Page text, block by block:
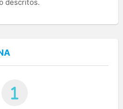
descritos.